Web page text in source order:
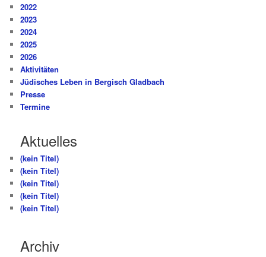
2022
2023
2024
2025
2026
Aktivitäten
Jüdisches Leben in Bergisch Gladbach
Presse
Termine
Aktuelles
(kein Titel)
(kein Titel)
(kein Titel)
(kein Titel)
(kein Titel)
Archiv